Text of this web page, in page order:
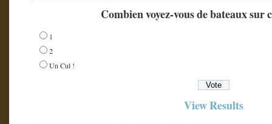
Combien voyez-vous de bateaux sur
1
2
Un Cul !
View Results